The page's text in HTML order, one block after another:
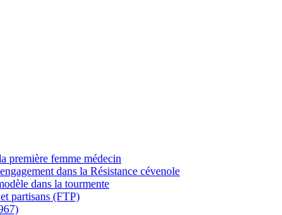
première femme médecin
dans la Résistance cévenole
dans la tourmente
partisans (FTP)